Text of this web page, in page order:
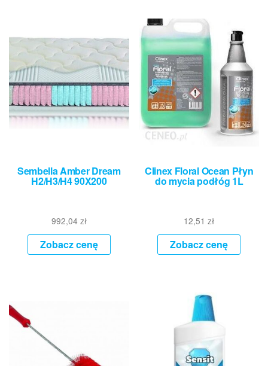
Sembella Amber Dream
H2/H3/H4 90X200
992,04 zł
Zobacz cenę
Clinex Floral Ocean Płyn
do mycia podłóg 1L
12,51zł
Zobacz cenę